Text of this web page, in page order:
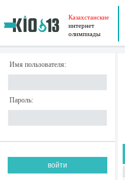
Казахстанские
интернет
олимпиады
Имя пользователя:
Пароль: